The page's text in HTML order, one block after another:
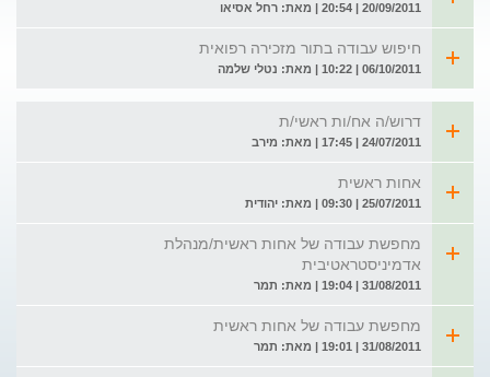
20/09/2011 | 20:54 | מאת: רחל אסיאו
חיפוש עבודה בתור מזכירה רפואית
06/10/2011 | 10:22 | מאת: נטלי שלמה
דרוש/ה אח/ות ראשי/ת
24/07/2011 | 17:45 | מאת: מירב
אחות ראשית
25/07/2011 | 09:30 | מאת: יהודית
מחפשת עבודה של אחות ראשית/מנהלת
אדמיניסטראטיבית
31/08/2011 | 19:04 | מאת: תמר
מחפשת עבודה של אחות ראשית
31/08/2011 | 19:01 | מאת: תמר